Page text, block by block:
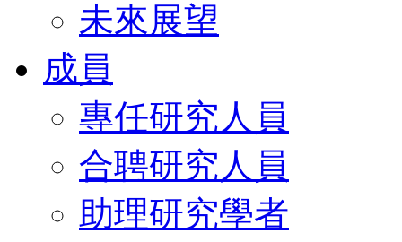
未來展望
成員
專任研究人員
合聘研究人員
助理研究學者